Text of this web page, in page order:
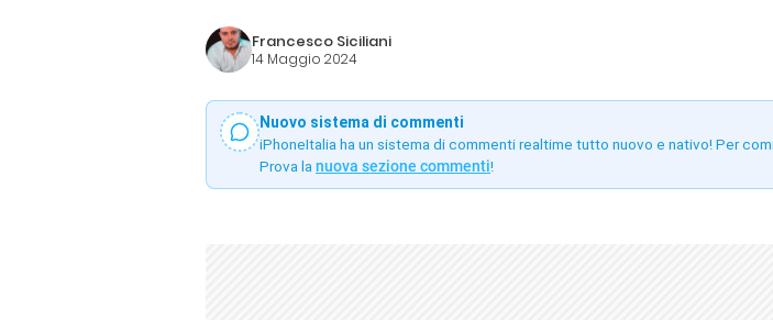
Francesco Siciliani
14 Maggio 2024
Nuovo sistema di commenti
iPhoneItalia ha un sistema di commenti realtime tutto nuovo e nativo! Per
Prova la nuova sezione commenti!